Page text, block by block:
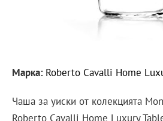
Марка: Roberto Cavalli Home
Чаша за уиски от колекцията
Roberto Cavalli Home Luxury